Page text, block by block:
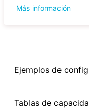
Más información
Ejemplos de
Tablas de